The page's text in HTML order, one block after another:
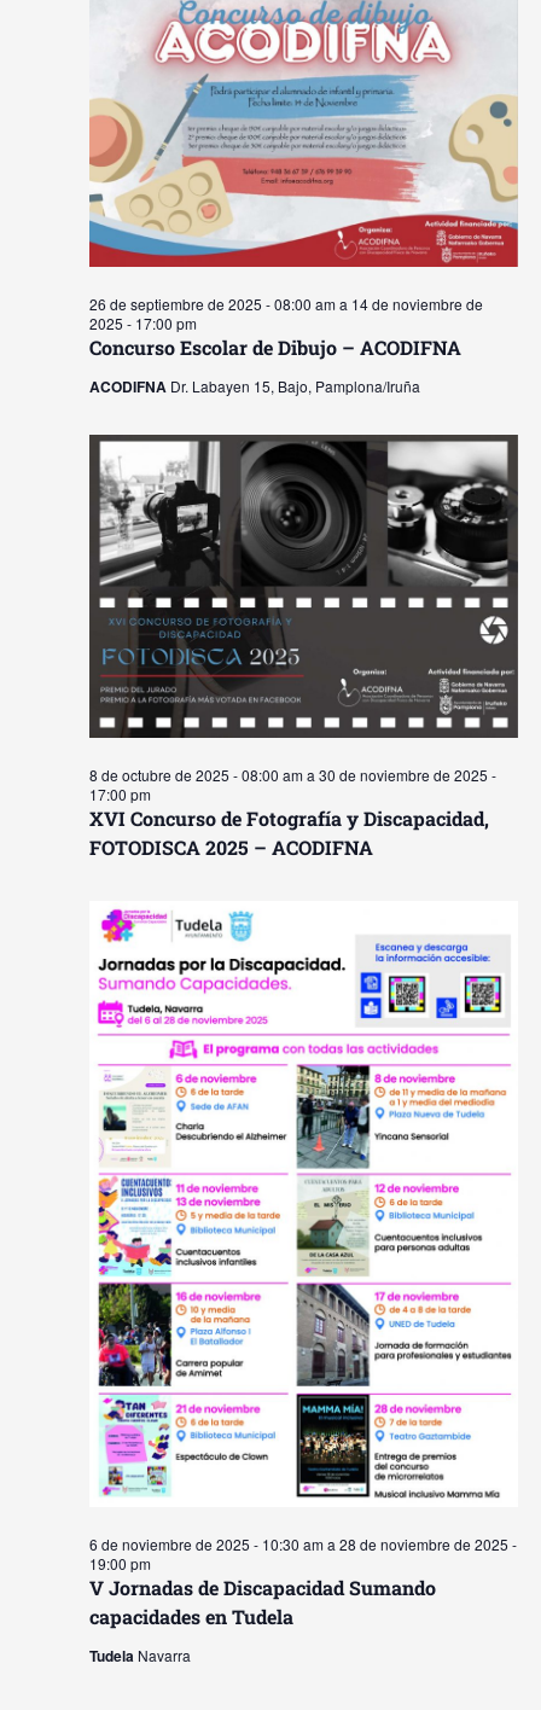
y
de
Concurso Escolar de Dibujo – ACODIFNA
26 de septiembre de 2025 - 08:00 ama 14 de noviembre de
2025 - 17:00 pm
ACODIFNA Dr. Labayen 15, Bajo, Pamplona/Iruña
XVI Concurso de Fotografía y Discapacidad,
FOTODISCA 2025 – ACODIFNA
8 de octubre de 2025 - 08:00 ama 30 de noviembre de 2025 -
17:00 pm
V Jornadas de Discapacidad Sumando
capacidades en Tudela
6 de noviembre de 2025 - 10:30 ama 28 de noviembre de 2025 -
19:00 pm
Tudela Navarra